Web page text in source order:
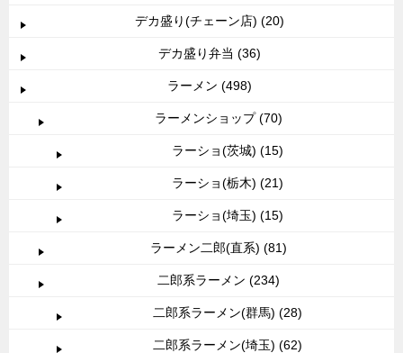
デカ盛り(チェーン店) (20)
デカ盛り弁当 (36)
ラーメン (498)
ラーメンショップ (70)
ラーショ(茨城) (15)
ラーショ(栃木) (21)
ラーショ(埼玉) (15)
ラーメン二郎(直系) (81)
二郎系ラーメン (234)
二郎系ラーメン(群馬) (28)
二郎系ラーメン(埼玉) (62)